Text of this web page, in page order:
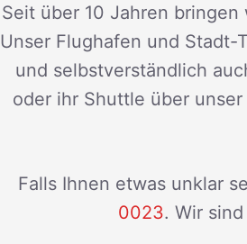
Seit über 10 Jahren
Unser Flughafen und
und selbstverständlich
oder ihr Shuttle über
Falls Ihnen etwas unklar
0023. Wir